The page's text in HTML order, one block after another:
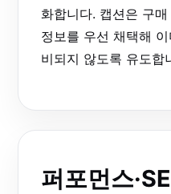
화합니다. 캡션은 구
정보를 우선 채택해
비되지 않도록 유도합
퍼포먼스